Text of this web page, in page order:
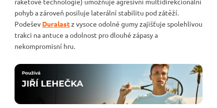
pohyb a zároveň posiluje laterální stabilitu pod zátěží.
Podešev Duralastz vysoce odolné gumy zajišťuje spolehlivou
trakci na antuce a odolnost pro dlouhé zápasy a
nekompromisní hru.